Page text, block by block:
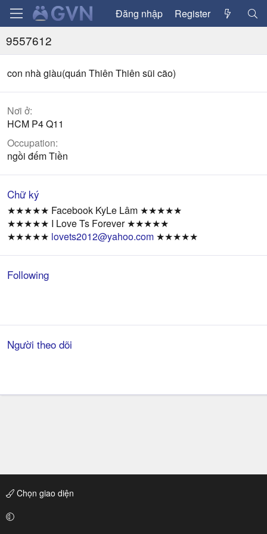
Đăng nhập Register
9557612
con nhà giàu(quán Thiên Thiên sũi cão)
Nơi ở
HCM P4 Q11
Occupation
ngồi đếm Tiền
Chữ ký
★★★★★ Facebook KyLe Lâm ★★★★★
★★★★★ I Love Ts Forever ★★★★★
★★★★★ lovets2012@yahoo.com ★★★★★
Following
Người theo dõi
Chọn giao diện